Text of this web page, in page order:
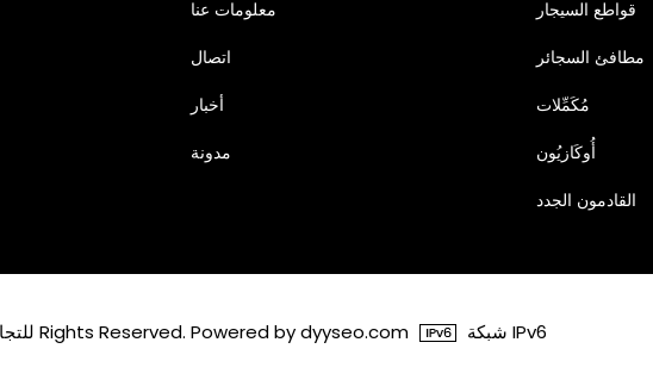
معلومات عنا
اتصال
أخبار
مدونة
قواطع السيجار
مطافئ السجائر
مُكَمِّلات
أُوكَازيُون
القادمون الجدد
© 2026 شنتشن Dongxieying للتجارة المحدودة Rights Reserved. Powered by dyyseo.com